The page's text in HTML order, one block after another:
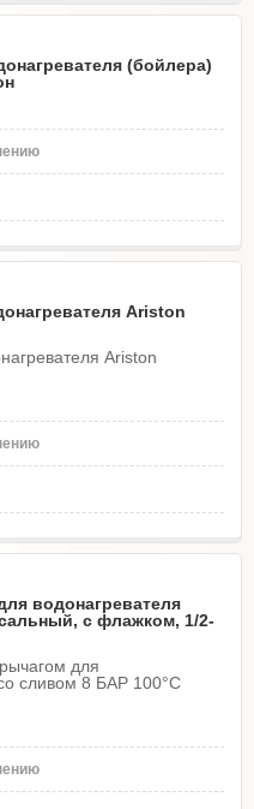
(бойлера)
Ariston
Ariston
водонагревателя
с флажком, 1/2-
для
сливом 8 БАР 100°C